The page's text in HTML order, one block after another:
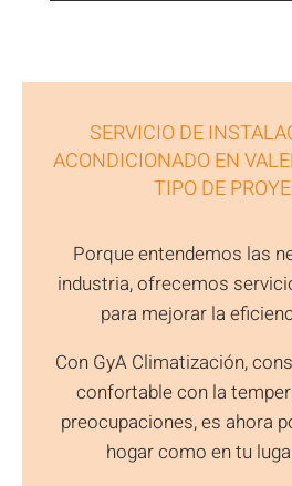
SERVICIO DE
ACONDICIONADO EN
TIPO DE
Porque entendemos las
industria, ofrecemos
para mejorar la
Con GyA Climatización,
confortable con la
preocupaciones, es ahora
hogar como en tu